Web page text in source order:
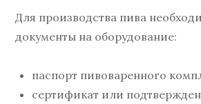
Для производства пива
документы на оборудование:
паспорт пивоваренного
сертификат или